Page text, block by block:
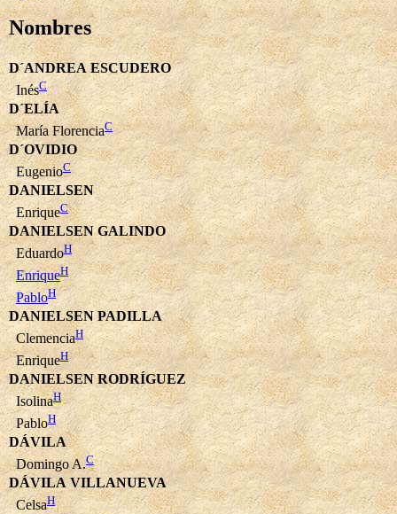
Nombres
D´ANDREA ESCUDERO
InésC
D´ELÍA
María FlorenciaC
D´OVIDIO
EugenioC
DANIELSEN
EnriqueC
DANIELSEN GALINDO
EduardoH
EnriqueH
PabloH
DANIELSEN PADILLA
ClemenciaH
EnriqueH
DANIELSEN RODRÍGUEZ
IsolinaH
PabloH
DÁVILA
Domingo A.C
DÁVILA VILLANUEVA
CelsaH